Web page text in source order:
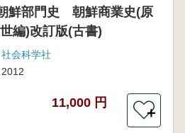
鮮部門史 朝鮮商業史(原
編)改訂版(古書)
社会科学社
2012
11,000 円
＋